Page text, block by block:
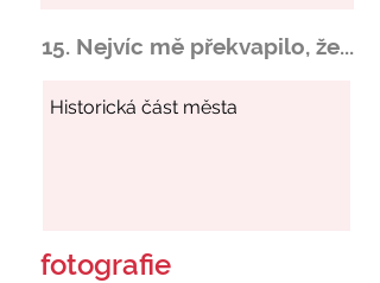
15. Nejvíc mě překvapilo, že...
fotografie